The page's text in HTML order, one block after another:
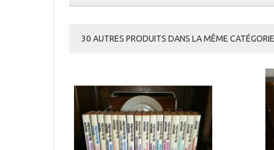
30 AUTRES PRODUITS DANS LA MÊME